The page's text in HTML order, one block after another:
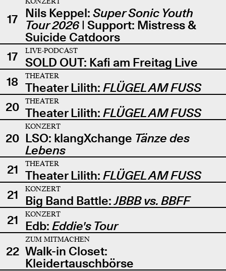
17 Nils Keppel: Super Sonic Youth
Tour 2026| Support: Mistress &
Suicide Catdoors
17
LIVE-PODCAST
SOLD OUT: Kafi am Freitag Live
18
THEATER
Theater Lilith: FLÜGEL AM FUSS
20
THEATER
Theater Lilith: FLÜGEL AM FUSS
20
KONZERT
LSO: klangXchange Tänze des
Lebens
21
THEATER
Theater Lilith: FLÜGEL AM FUSS
21
KONZERT
Big Band Battle:JBBB vs. BBFF
21
KONZERT
Edb: Eddie's Tour
22
ZUM MITMACHEN
Walk-in Closet:
Kleidertauschbörse